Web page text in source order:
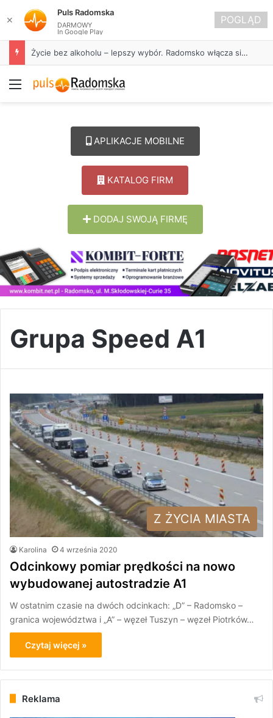
Życie bez alkoholu – lepszy wybór. Radomsko włącza się w Miesiąc Trzeźwości
Menu
APLIKACJE MOBILNE
KATALOG FIRM
DODAJ SWOJĄ FIRMĘ
Grupa Speed A1
Z ŻYCIA MIASTA
Karolina 4 września 2020
Odcinkowy pomiar prędkości na nowo
wybudowanej autostradzie A1
W ostatnim czasie na dwóch odcinkach: „D” – Radomsko –
granica województwa i „A” – węzeł Tuszyn – węzeł Piotrków…
Czytaj więcej »
Reklama
✕
Puls Radomska
DARMOWY
In Google Play
POGLĄD